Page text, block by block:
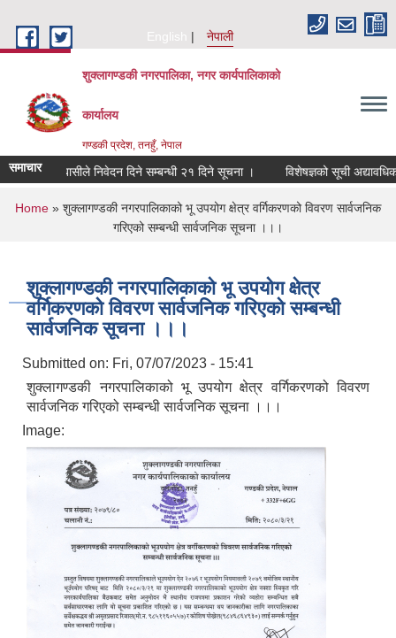
English
नेपाली
शुक्लागण्डकी नगरपालिका, नगर कार्यपालिकाको
कार्यालय
गण्डकी प्रदेश, तनहुँ, नेपाल
समाचार
बसोबासीले निवेदन दिने सम्बन्धी २१ दिने सूचना । विशेषज्ञको सूची अद्यावधिक गर्न
You are here
Home » शुक्लागण्डकी नगरपालिकाको भू उपयोग क्षेत्र वर्गिकरणको विवरण सार्वजनिक
गरिएको सम्बन्धी सार्वजनिक सूचना ।।।
शुक्लागण्डकी नगरपालिकाको भू उपयोग क्षेत्र
वर्गिकरणको विवरण सार्वजनिक गरिएको सम्बन्धी
सार्वजनिक सूचना ।।।
Submitted on: Fri, 07/07/2023 - 15:41
शुक्लागण्डकी नगरपालिकाको भू उपयोग क्षेत्र वर्गिकरणको विवरण
सार्वजनिक गरिएको सम्बन्धी सार्वजनिक सूचना ।।।
Image: